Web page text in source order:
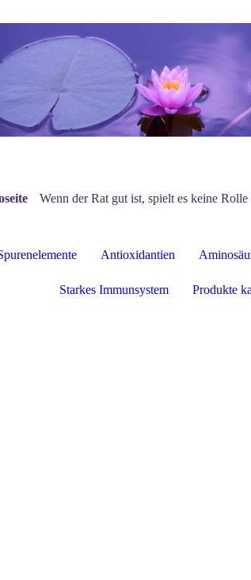
Wenn der Rat gut ist, spielt es keine
Antioxidantien
Starkes Immunsystem Produkte